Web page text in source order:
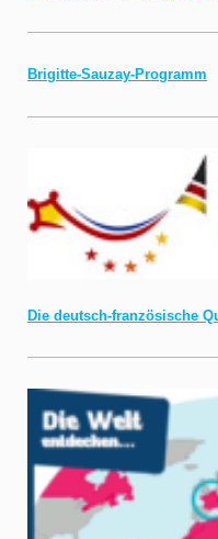
Brigitte-Sauzay-Programm
Die deutsch-französische